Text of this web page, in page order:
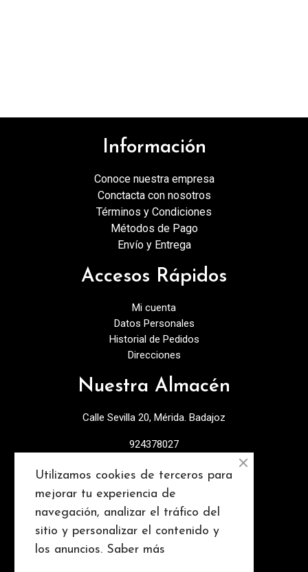
Información
Conoce nuestra empresa
Conctacta con nosotros
Términos y Condiciones
Métodos de Pago
Envío y Entrega
Accesos Rápidos
Mi cuenta
Datos Personales
Historial de Pedidos
Direcciones
Nuestra Almacén
Calle Sevilla 20, Mérida. Badajoz
924378027
info@discopebell.com
Consejos y contenidos
Utilizamos cookies de terceros para
mejorar tu experiencia de
navegación, analizar el tráfico del
sitio y personalizar el contenido y
los anuncios. Saber más